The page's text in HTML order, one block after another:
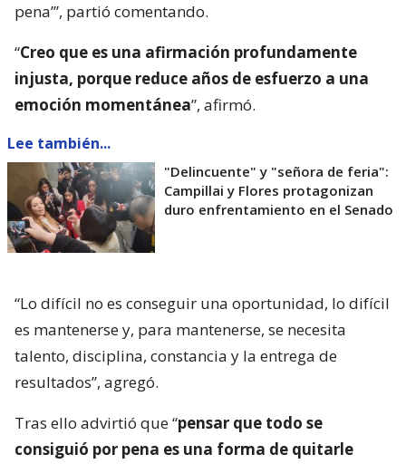
pena’”, partió comentando.
“Creo que es una afirmación profundamente
injusta, porque reduce años de esfuerzo a una
emoción momentánea”, afirmó.
Lee también...
"Delincuente" y "señora de feria":
Campillai y Flores protagonizan
duro enfrentamiento en el Senado
“Lo difícil no es conseguir una oportunidad, lo difícil
es mantenerse y, para mantenerse, se necesita
talento, disciplina, constancia y la entrega de
resultados”, agregó.
Tras ello advirtió que “pensar que todo se
consiguió por pena es una forma de quitarle